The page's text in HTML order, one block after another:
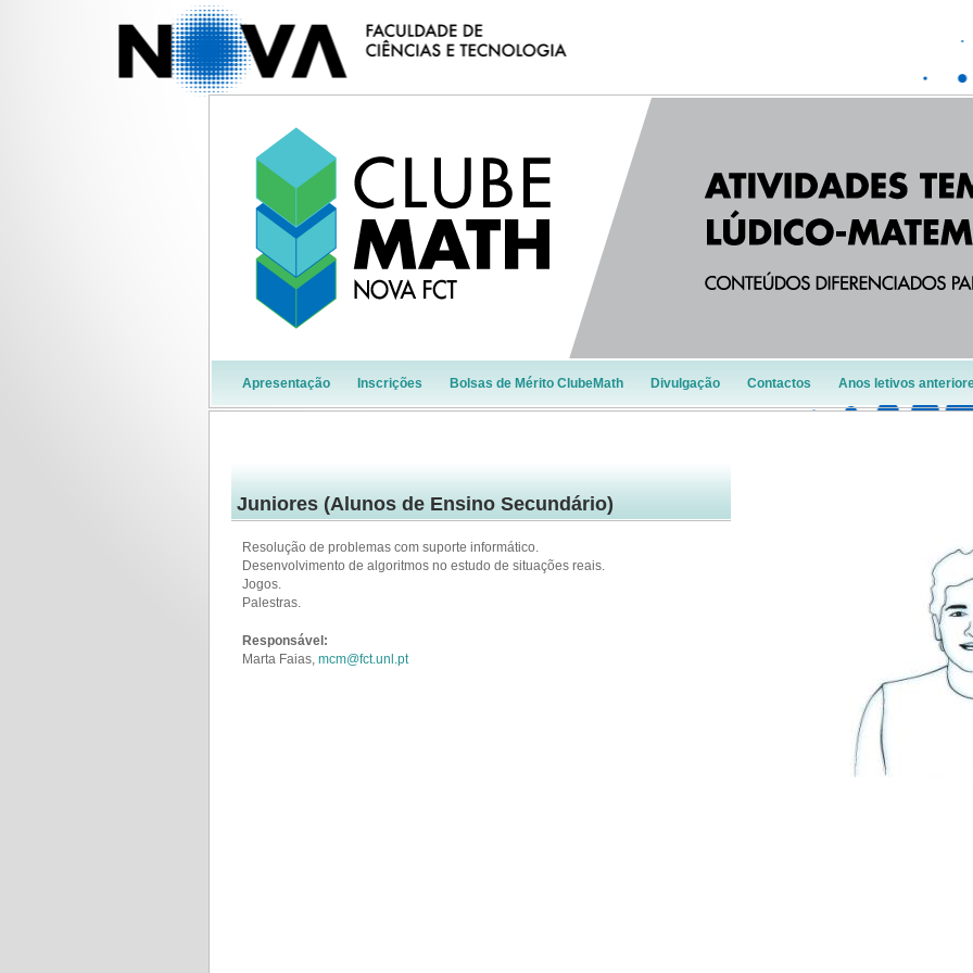
Apresentação Inscrições Bolsas de Mérito ClubeMath Divulgação Contactos Anos letivos
Juniores (Alunos de Ensino Secundário)
Resolução de problemas com suporte informático.
Desenvolvimento de algoritmos no estudo de situações reais.
Jogos.
Palestras.
Responsável:
Marta Faias,mcm@fct.unl.pt